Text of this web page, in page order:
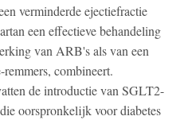
verminderde ejectiefractie
een effectieve behandeling
van ARB's als van een
combineert.
de introductie van SGLT2-
oorspronkelijk voor diabetes